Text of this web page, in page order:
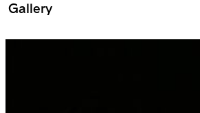
Gallery